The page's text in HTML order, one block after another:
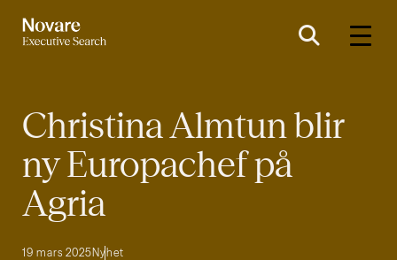
Christina Almtun blir
ny Europachef på
Agria
19 mars 2025Nyhet